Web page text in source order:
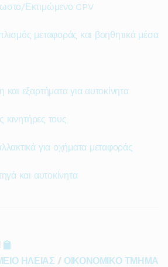
Εκτιμώμενο CPV
μεταφοράς και βοηθητικά μέσα
εξαρτήματα για αυτοκίνητα
κινητήρες τους
για οχήματα μεταφοράς
και αυτοκίνητα
ΗΛΕΙΑΣ / ΟΙΚΟΝΟΜΙΚΟ ΤΜΗΜΑ